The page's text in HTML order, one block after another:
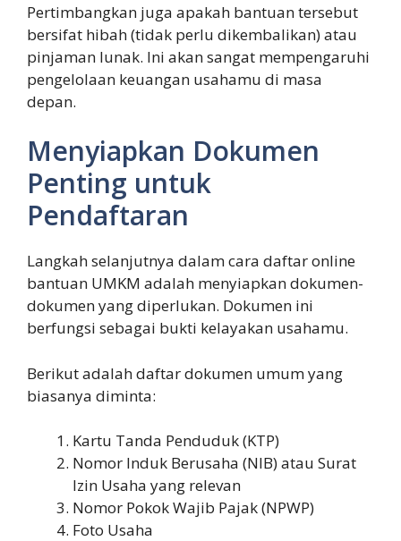
Pertimbangkan juga apakah bantuan tersebut
bersifat hibah (tidak perlu dikembalikan) atau
pinjaman lunak. Ini akan sangat mempengaruhi
pengelolaan keuangan usahamu di masa
depan.
Menyiapkan Dokumen
Penting untuk
Pendaftaran
Langkah selanjutnya dalam cara daftar online
bantuan UMKM adalah menyiapkan dokumen-
dokumen yang diperlukan. Dokumen ini
berfungsi sebagai bukti kelayakan usahamu.
Berikut adalah daftar dokumen umum yang
biasanya diminta:
Kartu Tanda Penduduk (KTP)
Nomor Induk Berusaha (NIB) atau Surat
Izin Usaha yang relevan
Nomor Pokok Wajib Pajak (NPWP)
Foto Usaha